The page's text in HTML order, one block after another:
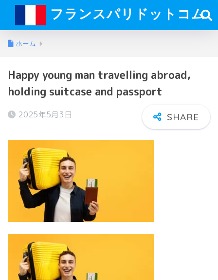
フランスパリドットコム
ホーム
Happy young man travelling abroad,
holding suitcase and passport
2025年5月3日